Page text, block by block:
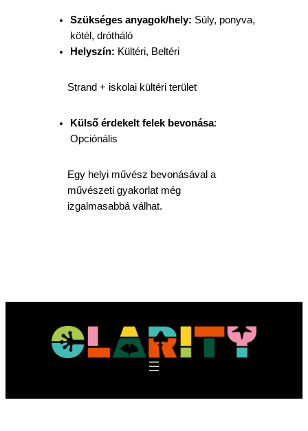
Szükséges anyagok/hely: Súly, ponyva,
kötél, drótháló
Helyszín: Kültéri, Beltéri
Strand + iskolai kültéri terület
Külső érdekelt felek bevonása:
Opciónális
Egy helyi művész bevonásával a
művészeti gyakorlat még
izgalmasabbá válhat.